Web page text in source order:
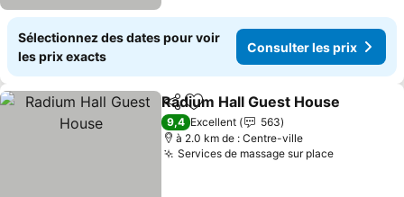
Sélectionnez des dates pour voir
les prix exacts
Consulter les prix
PartagerAjouter à mes favoris
Radium Hall Guest House
9,4 Excellent
563
à 2.0 km de : Centre-ville
Services de massage sur placeConsulter